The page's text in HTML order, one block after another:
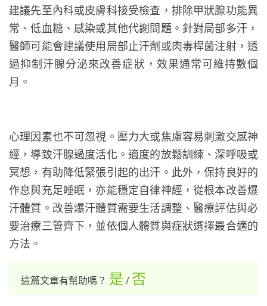
建議先至內科或皮膚科接受檢查，排除甲狀腺功能異
常、低血糖、感染或其他代謝問題。針對局部多汗，
醫師可能會建議使用局部止汗劑或肉毒桿菌注射，透
過抑制汗腺分泌來改善症狀，效果通常可維持數個
月。
心理因素也不可忽視。壓力大或焦慮容易刺激交感神
經，導致汗腺過度活化。適度的放鬆訓練、深呼吸或
冥想，有助降低緊張引起的出汗。此外，保持良好的
作息與充足睡眠，亦能穩定自律神經，從根本改善爆
汗體質。改善爆汗體質需要生活調整、醫療評估與必
要治療三管齊下，並依個人體質與症狀選擇最合適的
方法。
這篇文章有幫助嗎？ 是 / 否